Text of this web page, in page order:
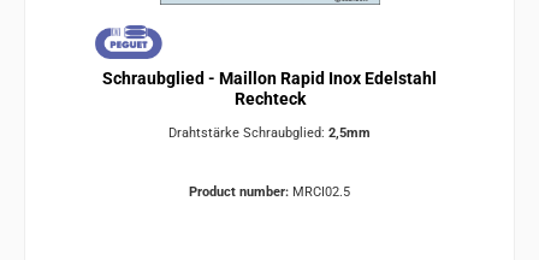
Schraubglied - Maillon Rapid Inox Edelstahl
Rechteck
Drahtstärke Schraubglied: 2,5mm
Product number: MRCI02.5